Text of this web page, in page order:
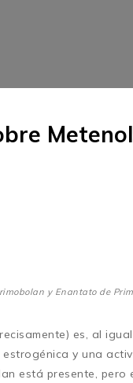
y Enantato de
es, al
y una
está presente, pero